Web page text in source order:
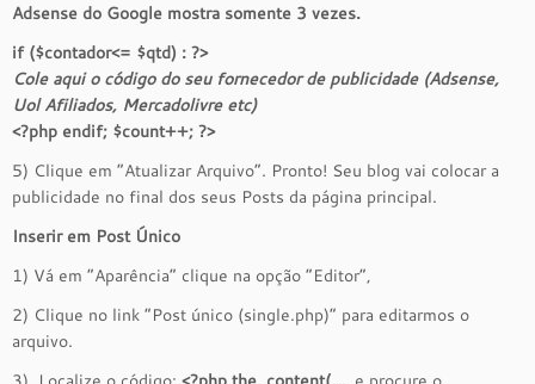
Adsense do Google mostra somente 3 vezes.
if ($contador<= $qtd) : ?>
Cole aqui o código do seu fornecedor de publicidade (Adsense,
Uol Afiliados, Mercadolivre etc)
<?php endif; $count++; ?>
5) Clique em “Atualizar Arquivo”. Pronto! Seu blog vai colocar a
publicidade no final dos seus Posts da página principal.
Inserir em Post Único
1) Vá em “Aparência” clique na opção “Editor”,
2) Clique no link “Post único (single.php)” para editarmos o
arquivo.